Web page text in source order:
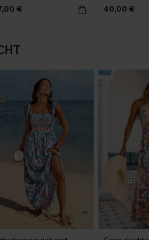
€ 40,00 €